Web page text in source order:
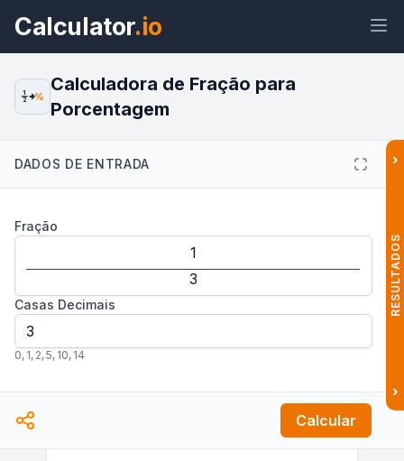
Calculator.io
1
2
%
Calculadora de Fração para
Porcentagem
DADOS DE ENTRADA
Fração
Casas Decimais
0, 1, 2,5, 10, 14
Calcular
›
RESULTADOS
›